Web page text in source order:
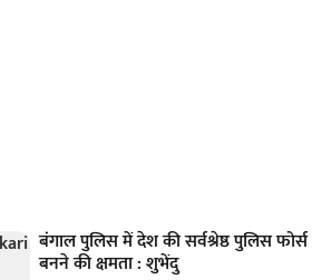
बंगाल पुलिस में देश की सर्वश्रेष्ठ पुलिस फोर्स
बनने की क्षमता : शुभेंदु